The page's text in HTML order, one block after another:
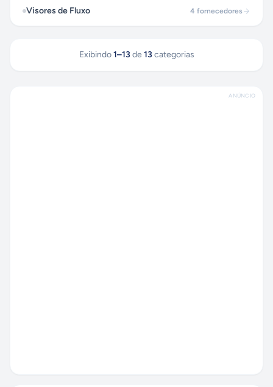
Visores de Fluxo 4 fornecedores
Exibindo 1–13 de 13 categorias
ANÚNCIO